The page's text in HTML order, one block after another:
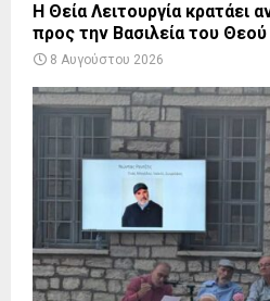
Η Θεία Λειτουργία κρατάει
προς την Βασιλεία του Θεού
8 Αυγούστου 2026